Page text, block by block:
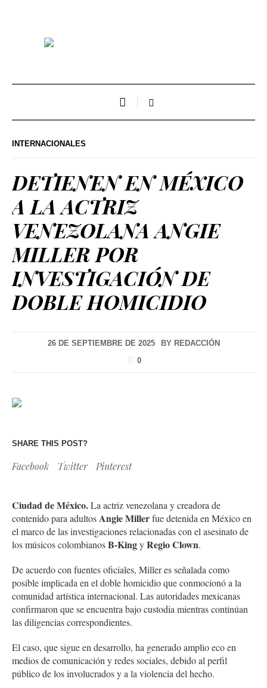
INTERNACIONALES
DETIENEN EN MÉXICO
A LA ACTRIZ
VENEZOLANA ANGIE
MILLER POR
INVESTIGACIÓN DE
DOBLE HOMICIDIO
26 DE SEPTIEMBRE DE 2025 BY REDACCIÓN
0
SHARE THIS POST?
Facebook Twitter Pinterest
Ciudad de México.La actriz venezolana y creadora de
contenido para adultosAngie Millerfue detenida en México en
el marco de las investigaciones relacionadas con el asesinato de
los músicos colombianosB-KingyRegio Clown.
De acuerdo con fuentes oficiales, Miller es señalada como
posible implicada en el doble homicidio que conmocionó a la
comunidad artística internacional. Las autoridades mexicanas
confirmaron que se encuentra bajo custodia mientras continúan
las diligencias correspondientes.
El caso, que sigue en desarrollo, ha generado amplio eco en
medios de comunicación y redes sociales, debido al perfil
público de los involucrados y a la violencia del hecho.